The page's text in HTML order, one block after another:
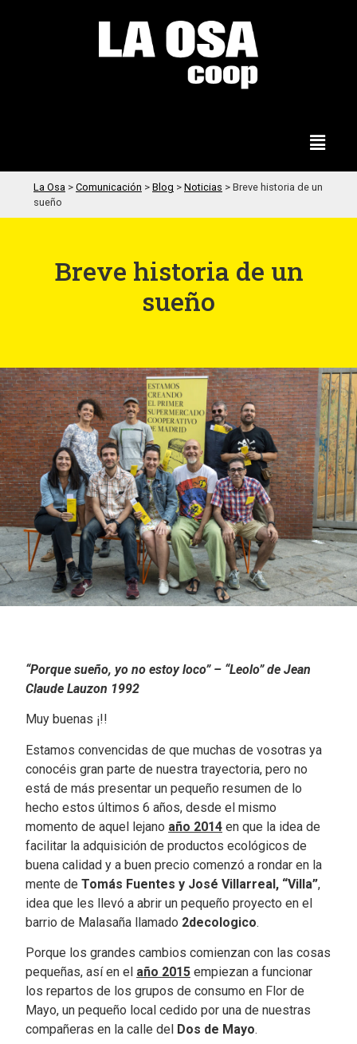
La Osa > Comunicación > Blog > Noticias > Breve historia de un
sueño
Breve historia de un
sueño
“Porque sueño, yo no estoy loco” – “Leolo” de Jean
Claude Lauzon 1992
Muy buenas ¡!!
Estamos convencidas de que muchas de vosotras ya
conocéis gran parte de nuestra trayectoria, pero no
está de más presentar un pequeño resumen de lo
hecho estos últimos 6 años, desde el mismo
momento de aquel lejano año 2014 en que la idea de
facilitar la adquisición de productos ecológicos de
buena calidad y a buen precio comenzó a rondar en la
mente de Tomás Fuentes y José Villarreal, “Villa”,
idea que les llevó a abrir un pequeño proyecto en el
barrio de Malasaña llamado 2decologico.
Porque los grandes cambios comienzan con las cosas
pequeñas, así en el año 2015 empiezan a funcionar
los repartos de los grupos de consumo en Flor de
Mayo, un pequeño local cedido por una de nuestras
compañeras en la calle del Dos de Mayo.